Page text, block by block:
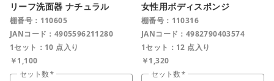
リーフ洗面器 ナチュラル
棚番号：110605
JANコード：4905596211280
1セット：10 点入り
￥1,100
セット数
女性用ボディスポンジ
棚番号：110316
JANコード：4982790403574
1セット：12 点入り
￥1,320
セット数